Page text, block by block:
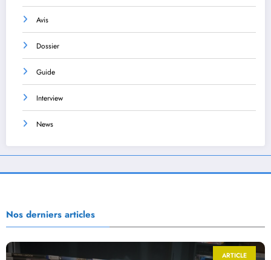
Avis
Dossier
Guide
Interview
News
Nos derniers articles
ARTICLE